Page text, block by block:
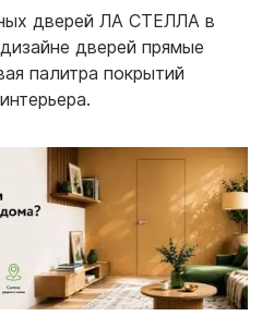
дверей ЛА СТЕЛЛА в
дверей прямые
палитра покрытий